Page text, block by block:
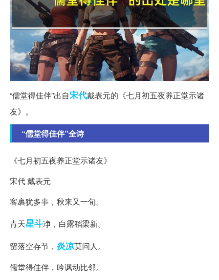
“儒堂得佳伴”出自宋代戴表元的《七月初五夜养正堂示诸
友》。
“儒堂得佳伴”全诗
《七月初五夜养正堂示诸友》
宋代 戴表元
客裹犹多事，秋来又一旬。
青天星斗净，白露稻梁新。
留落空存节， 炎凉莫问人。
儒堂得佳伴，吟讽动比邻。